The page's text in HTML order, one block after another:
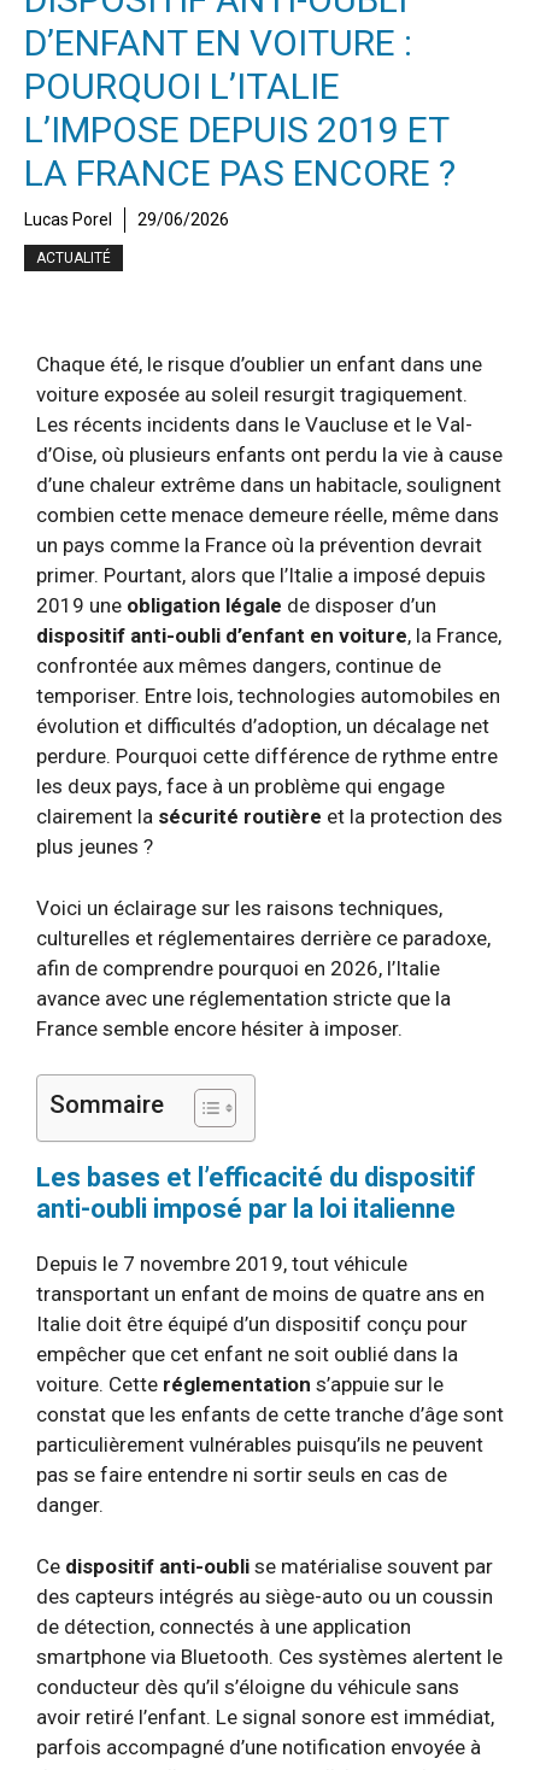
D’ENFANT EN VOITURE :
POURQUOI L’ITALIE
L’IMPOSE DEPUIS 2019 ET
LA FRANCE PAS ENCORE ?
Lucas Porel 29/06/2026
ACTUALITÉ
Chaque été, le risque d’oublier un enfant dans une
voiture exposée au soleil resurgit tragiquement.
Les récents incidents dans le Vaucluse et le Val-
d’Oise, où plusieurs enfants ont perdu la vie à cause
d’une chaleur extrême dans un habitacle, soulignent
combien cette menace demeure réelle, même dans
un pays comme la France où la prévention devrait
primer. Pourtant, alors que l’Italie a imposé depuis
2019 une obligation légale de disposer d’un
dispositif anti-oubli d’enfant en voiture, la France,
confrontée aux mêmes dangers, continue de
temporiser. Entre lois, technologies automobiles en
évolution et difficultés d’adoption, un décalage net
perdure. Pourquoi cette différence de rythme entre
les deux pays, face à un problème qui engage
clairement la sécurité routière et la protection des
plus jeunes ?
Voici un éclairage sur les raisons techniques,
culturelles et réglementaires derrière ce paradoxe,
afin de comprendre pourquoi en 2026, l’Italie
avance avec une réglementation stricte que la
France semble encore hésiter à imposer.
Sommaire
Les bases et l’efficacité du dispositif
anti-oubli imposé par la loi italienne
Depuis le 7 novembre 2019, tout véhicule
transportant un enfant de moins de quatre ans en
Italie doit être équipé d’un dispositif conçu pour
empêcher que cet enfant ne soit oublié dans la
voiture. Cette réglementation s’appuie sur le
constat que les enfants de cette tranche d’âge sont
particulièrement vulnérables puisqu’ils ne peuvent
pas se faire entendre ni sortir seuls en cas de
danger.
Ce dispositif anti-oubli se matérialise souvent par
des capteurs intégrés au siège-auto ou un coussin
de détection, connectés à une application
smartphone via Bluetooth. Ces systèmes alertent le
conducteur dès qu’il s’éloigne du véhicule sans
avoir retiré l’enfant. Le signal sonore est immédiat,
parfois accompagné d’une notification envoyée à